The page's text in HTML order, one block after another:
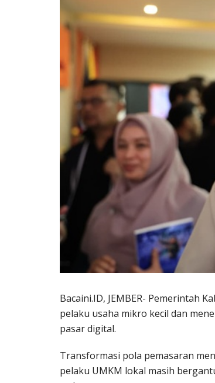
Bacaini.ID, JEMBER- Pemerintah
pelaku usaha mikro kecil dan
pasar digital.
Transformasi pola pemasaran
pelaku UMKM lokal masih